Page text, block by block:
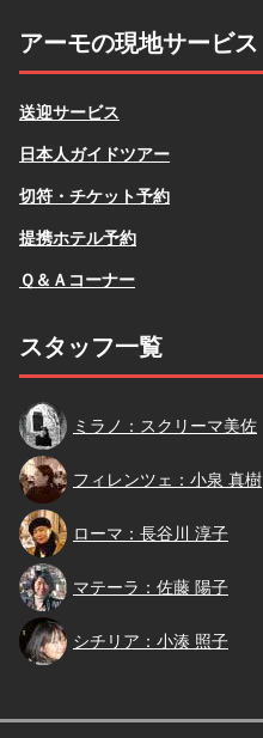
アーモの現地サービス
送迎サービス
日本人ガイドツアー
切符・チケット予約
提携ホテル予約
Ｑ＆Ａコーナー
スタッフ一覧
スクリーマ
ミラノ：スクリーマ美佐
小泉
フィレンツェ：小泉 真樹
長谷川
ローマ：長谷川 淳子
佐藤
マテーラ：佐藤 陽子
小湊
シチリア：小湊 照子